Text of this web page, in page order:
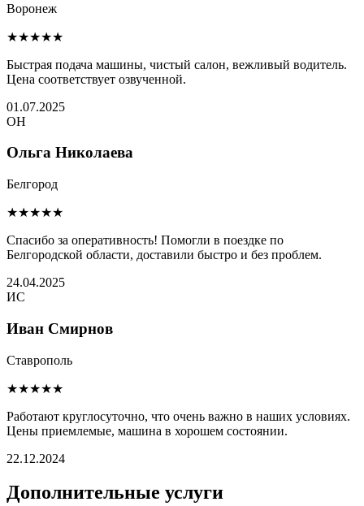
Воронеж
★★★★★
Быстрая подача машины, чистый салон, вежливый водитель.
Цена соответствует озвученной.
01.07.2025
ОН
Ольга Николаева
Белгород
★★★★★
Спасибо за оперативность! Помогли в поездке по
Белгородской области, доставили быстро и без проблем.
24.04.2025
ИС
Иван Смирнов
Ставрополь
★★★★★
Работают круглосуточно, что очень важно в наших условиях.
Цены приемлемые, машина в хорошем состоянии.
22.12.2024
Дополнительные услуги